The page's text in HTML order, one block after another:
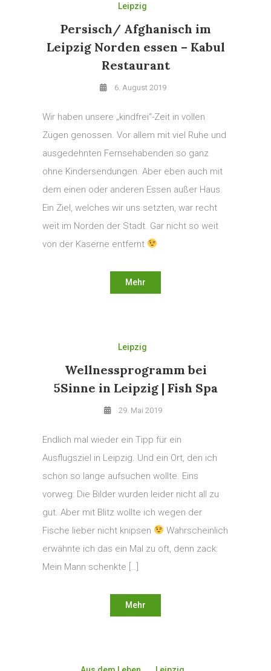
Leipzig
Persisch/ Afghanisch im
Leipzig Norden essen – Kabul
Restaurant
6. August 2019
Wir haben unsere „kindfrei“-Zeit in vollen
Zügen genossen. Vor allem mit viel Ruhe und
ausgedehnten Fernsehabenden so ganz
ohne Kindersendungen. Aber eben auch mit
dem einen oder anderen Essen außer Haus.
Ein Ziel, welches wir uns setzten, war recht
weit im Norden der Stadt. Gar nicht so weit
von der Kaserne entfernt
Mehr
Leipzig
Wellnessprogramm bei
5Sinne in Leipzig | Fish Spa
29. Mai 2019
Endlich mal wieder ein Tipp für ein
Ausflugsziel in Leipzig. Und ein Ort, den ich
schon so lange aufsuchen wollte. Eins
vorweg: Die Bilder wurden leider nicht all zu
gut. Aber mit Blitz wollte ich wegen der
Fische lieber nicht knipsen
Wahrscheinlich
erwähnte ich das ein Mal zu oft, denn zack:
Mein Mann schenkte […]
Mehr